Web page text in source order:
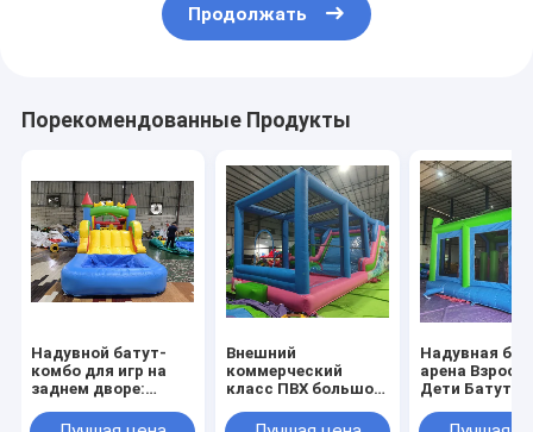
Продолжать
Порекомендованные Продукты
Надувной батут-
комбо для игр на
заднем дворе:
препятствий с
Внешний
коммерческий
класс ПВХ большой
горка
Надувная
арена
Дети
гладиатор